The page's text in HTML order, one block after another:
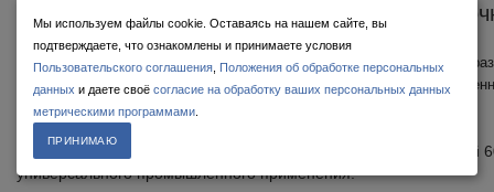
IRay Technologies — VOx‑сенсоры для
IRay Technologies представляет детекторы с матрицами высокого
построенные на основе VOx (оксид ванадия), популярные в
системах.
пкс с частотой
универсального промышленного применения.
Мы используем файлы cookie. Оставаясь на нашем сайте, вы
подтверждаете, что ознакомлены и принимаете условия
Пользовательского соглашения Положения об обработке персональных
данных и даете своё согласие на обработку ваших персональных данных
метрическими программами
ПРИНИМАЮ